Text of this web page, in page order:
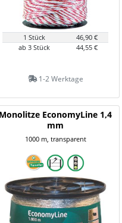
1 Stück
46,90 €
ab 3 Stück
44,55 €
1-2 Werktage
Monolitze EconomyLine 1,4
mm
1000 m, transparent